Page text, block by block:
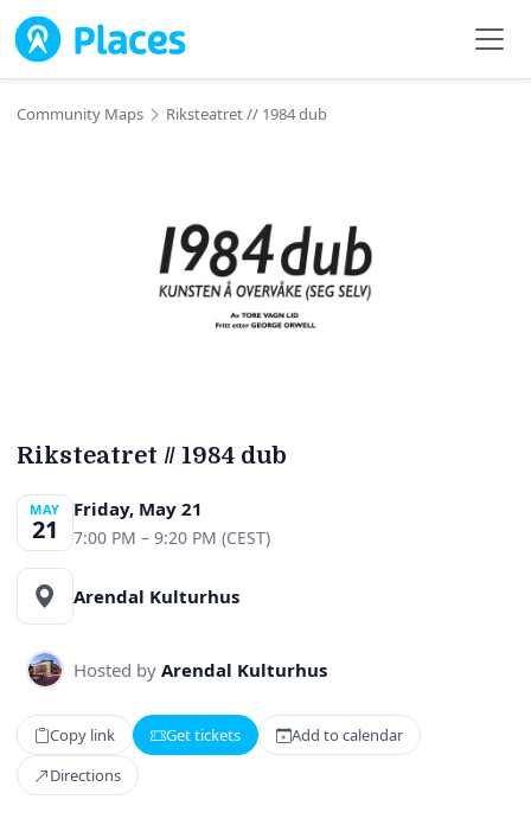
Skip to main content
Community Maps Riksteatret // 1984 dub
Riksteatret // 1984 dub
MAY
21
Friday, May 21
7:00 PM – 9:20 PM (CEST)
Arendal Kulturhus
Hosted by Arendal Kulturhus
Copy link Get tickets
Add to calendar
Directions